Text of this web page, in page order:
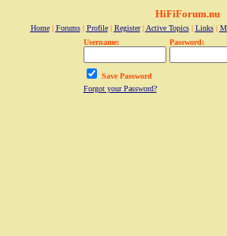
HiFiForum.nu
Home| Forums| Profile| Register| Active Topics| Links|
Username:
Password:
Save Password
Forgot your Password?